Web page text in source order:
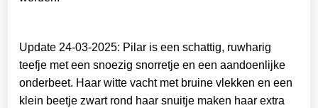
Update 24-03-2025: Pilar is een schattig, ruwharig
teefje met een snoezig snorretje en een aandoenlijke
onderbeet. Haar witte vacht met bruine vlekken en een
klein beetje zwart rond haar snuitje maken haar extra